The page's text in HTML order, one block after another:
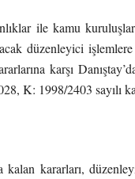
ile kamu
düzenleyici
karşı
K: 1998/2403 sayılı
kararları,